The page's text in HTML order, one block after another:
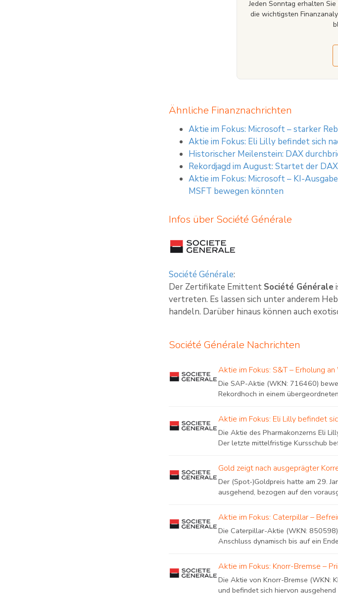
Jeden Sonntag erhalten
die wichtigsten
Ähnliche Finanznachrichten
Aktie im Fokus: Microsoft – starker
Aktie im Fokus: Eli Lilly befindet sich
Historischer Meilenstein: DAX
Rekordjagd im August: Startet der
Aktie im Fokus: Microsoft – KI-
MSFT bewegen könnten
Infos über Société Générale
Société Générale:
Der Zertifikate Emittent Société Générale
vertreten. Es lassen sich unter anderem
handeln. Darüber hinaus können auch
Société Générale Nachrichten
Aktie im Fokus: S&T – Erholung
Die SAP-Aktie (WKN: 716460)
Rekordhoch in einem
Aktie im Fokus: Eli Lilly befindet
Die Aktie des Pharmakonzerns Eli
Der letzte mittelfristige Kursschub
Gold zeigt nach ausgeprägter
Der (Spot-)Goldpreis hatte am 29.
ausgehend, bezogen auf den
Aktie im Fokus: Caterpillar –
Die Caterpillar-Aktie (WKN:
Anschluss dynamisch bis auf ein
Aktie im Fokus: Knorr-Bremse –
Die Aktie von Knorr-Bremse (WKN:
und befindet sich hiervon ausgehend